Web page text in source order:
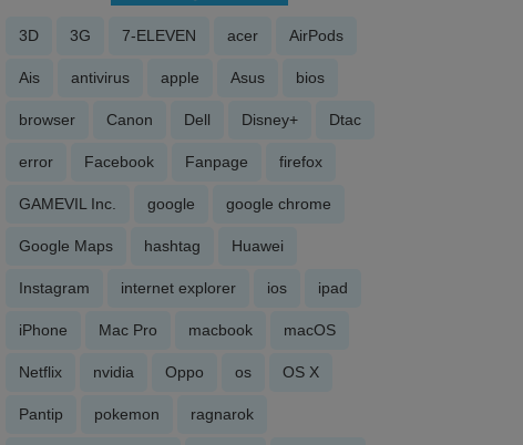
3D 3G 7-ELEVEN acer AirPods
Ais antivirus apple Asus bios
browser Canon Dell Disney+ Dtac
error Facebook Fanpage firefox
GAMEVIL Inc. google google chrome
Google Maps hashtag Huawei
Instagram internet explorer ios ipad
iPhone Mac Pro macbook macOS
Netflix nvidia Oppo os OS X
Pantip pokemon ragnarok